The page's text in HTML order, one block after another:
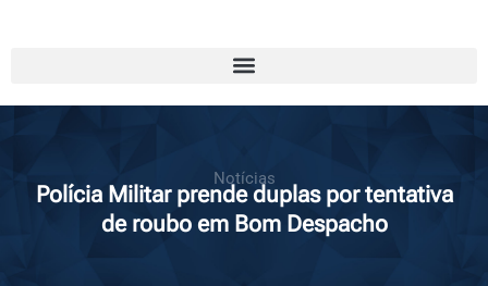
Notícias
Polícia Militar prende duplas por tentativa
de roubo em Bom Despacho